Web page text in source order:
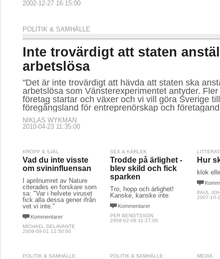
2002-12-27 16:15:00
POLITIK & SAMHÄLLE
Inte trovärdigt att staten
arbetslösa
"Det är inte trovärdigt att hävda att staten ska
arbetslösa som Vänsterexperimentet antyder.
företag startar och växer och vi vill göra Sverige
föregångsland för entreprenörskap och
NIKLAS WYKMAN
2010-04-23 11:35:00
KROPP & SJÄL
Vad du inte visste
om svininfluensan
I aprilnumret av Nature
citerades en forskare som
sa: "Var i helvete viruset
fick alla dessa gener ifrån
vet vi inte."
Kommentarer
MICHAEL DELAVANTE
2009-09-01 12:50:00
SEX & KÄRLEK
Trodde på ärlighet -
blev skild och fick
sparken
Tro, hopp och ärlighet!
Kanske, kanske inte.
Kommentarer
PER BENGTSSON
2008-02-08 11:27:00
Hur
klok
PAUL
2007-10-
POLITIK & SAMHÄLLE POLITIK & SAMHÄLLE MEDIA